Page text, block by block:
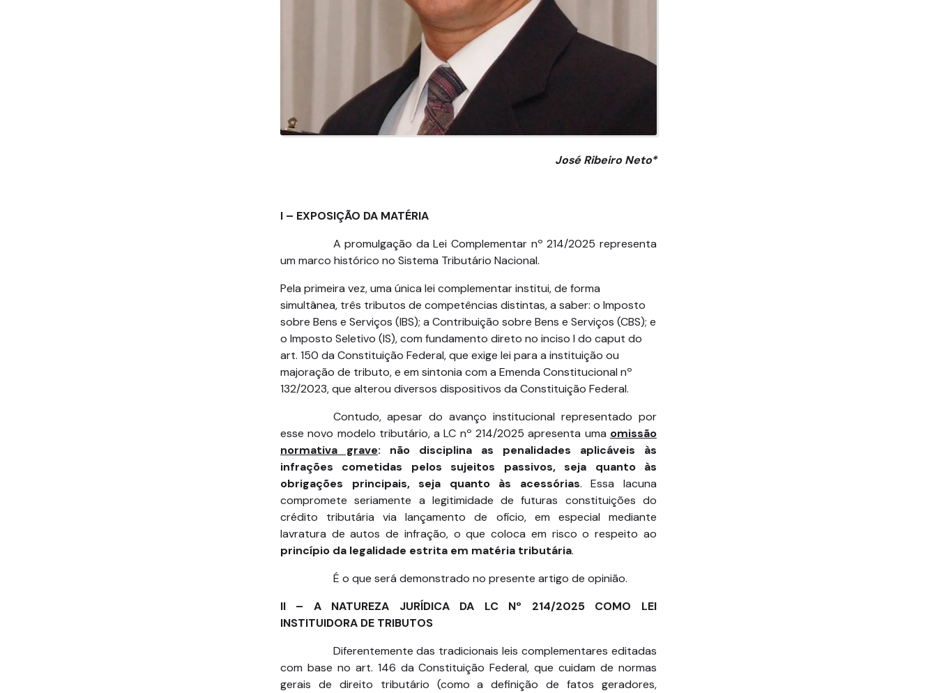
José Ribeiro Neto*
I – EXPOSIÇÃO DA MATÉRIA
A promulgação da Lei Complementar nº 214/2025 representa
um marco histórico no Sistema Tributário Nacional.
Pela primeira vez, uma única lei complementar institui, de forma
simultânea, três tributos de competências distintas, a saber: o Imposto
sobre Bens e Serviços (IBS); a Contribuição sobre Bens e Serviços (CBS); e
o Imposto Seletivo (IS), com fundamento direto no inciso I do caput do
art. 150 da Constituição Federal, que exige lei para a instituição ou
majoração de tributo, e em sintonia com a Emenda Constitucional nº
132/2023, que alterou diversos dispositivos da Constituição Federal.
Contudo, apesar do avanço institucional representado por
esse novo modelo tributário, a LC nº 214/2025 apresenta uma omissão
normativa grave: não disciplina as penalidades aplicáveis às
infrações cometidas pelos sujeitos passivos, seja quanto às
obrigações principais, seja quanto às acessórias. Essa lacuna
compromete seriamente a legitimidade de futuras constituições do
crédito tributária via lançamento de ofício, em especial mediante
lavratura de autos de infração, o que coloca em risco o respeito ao
princípio da legalidade estrita em matéria tributária.
É o que será demonstrado no presente artigo de opinião.
II – A NATUREZA JURÍDICA DA LC Nº 214/2025 COMO LEI
INSTITUIDORA DE TRIBUTOS
Diferentemente das tradicionais leis complementares editadas
com base no art. 146 da Constituição Federal, que cuidam de normas
gerais de direito tributário (como a definição de fatos geradores,